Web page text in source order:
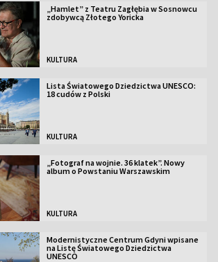
„Hamlet” z Teatru Zagłębia w Sosnowcu
zdobywcą Złotego Yoricka
KULTURA
Lista Światowego Dziedzictwa UNESCO:
18 cudów z Polski
KULTURA
„Fotograf na wojnie. 36 klatek”. Nowy
album o Powstaniu Warszawskim
KULTURA
Modernistyczne Centrum Gdyni wpisane
na Listę Światowego Dziedzictwa
UNESCO